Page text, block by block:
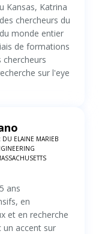
Kansas, Katrina
chercheurs du
monde entier
de formations
sur l'eye
DU ELAINE MARIEB
ans
en
et en recherche
un accent sur